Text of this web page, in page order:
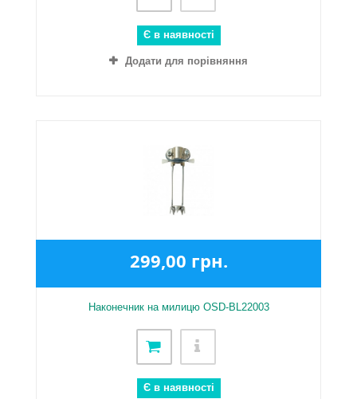
Є в наявності
Додати для порівняння
299,00 грн.
Наконечник на милицю OSD-BL22003
Є в наявності